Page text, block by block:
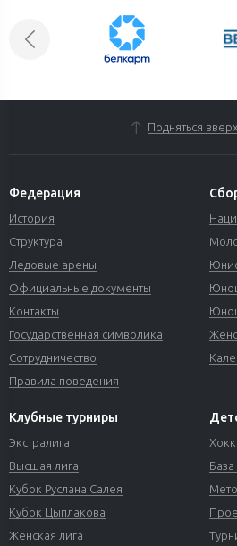
Подняться
Федерация
История
Структура
Ледовые арены
Официальные документы
Контакты
Государственная символика
Сотрудничество
Правила поведения
Клубные турниры
Экстралига
Высшая лига
Кубок Руслана Салея
Кубок Цыплакова
Женская лига